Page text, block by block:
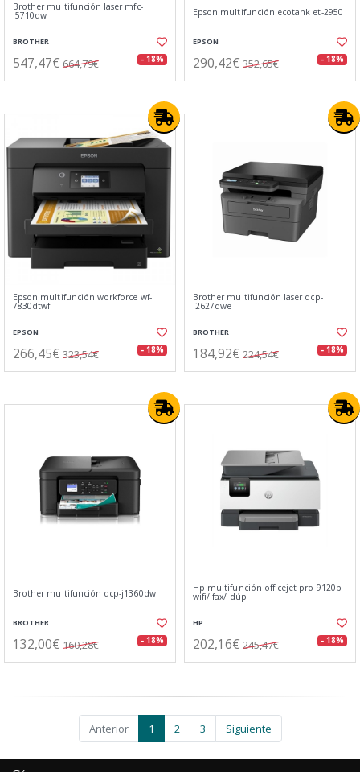
Brother multifunción laser mfc-
l5710dw
BROTHER
547,47€ 664,79€ - 18%
Epson multifunción ecotank et-2950
EPSON
290,42€ 352,65€ - 18%
Epson multifunción workforce wf-
7830dtwf
EPSON
266,45€ 323,54€ - 18%
Brother multifunción laser dcp-
l2627dwe
BROTHER
184,92€ 224,54€ - 18%
Brother multifunción dcp-j1360dw
BROTHER
132,00€ 160,28€ - 18%
Hp multifunción officejet pro 9120b
wifi/ fax/ dúp
HP
202,16€ 245,47€ - 18%
Anterior 1 2 3 Siguiente